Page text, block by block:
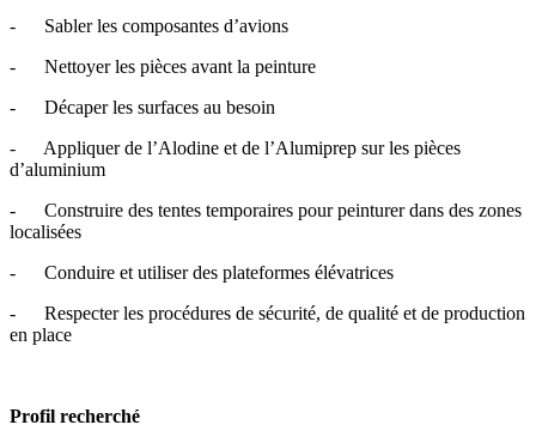
- Sabler les composantes d’avions
- Nettoyer les pièces avant la peinture
- Décaper les surfaces au besoin
- Appliquer de l’Alodine et de l’Alumiprep sur les pièces
d’aluminium
- Construire des tentes temporaires pour peinturer dans des zones
localisées
- Conduire et utiliser des plateformes élévatrices
- Respecter les procédures de sécurité, de qualité et de production
en place
Profil recherché